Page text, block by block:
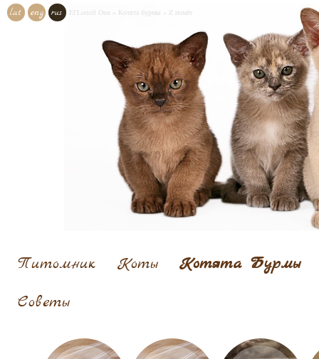
lat eng rus El'Loriell Onn Котята бурмы Z помёт
Питомник Коты
Котята Бурмы
Cоветы